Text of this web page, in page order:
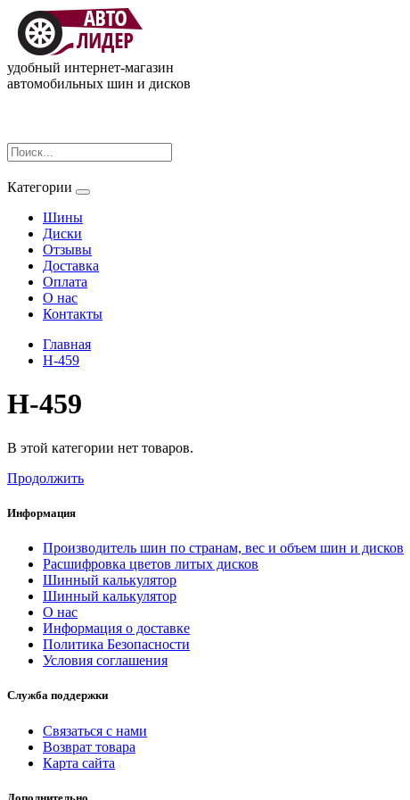
удобный интернет-магазин
автомобильных шин и дисков
Категории
Шины
Диски
Отзывы
Доставка
Оплата
О нас
Контакты
Главная
H-459
H-459
В этой категории нет товаров.
Продолжить
Информация
Производитель шин по странам, вес и объем шин и дисков
Расшифровка цветов литых дисков
Шинный калькулятор
Шинный калькулятор
О нас
Информация о доставке
Политика Безопасности
Условия соглашения
Служба поддержки
Связаться с нами
Возврат товара
Карта сайта